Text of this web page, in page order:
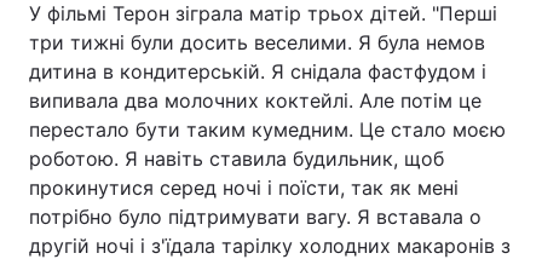
У фільмі Терон зіграла матір трьох дітей. "Перші
три тижні були досить веселими. Я була немов
дитина в кондитерській. Я снідала фастфудом і
випивала два молочних коктейлі. Але потім це
перестало бути таким кумедним. Це стало моєю
роботою. Я навіть ставила будильник, щоб
прокинутися серед ночі і поїсти, так як мені
потрібно було підтримувати вагу. Я вставала о
другій ночі і з'їдала тарілку холодних макаронів з